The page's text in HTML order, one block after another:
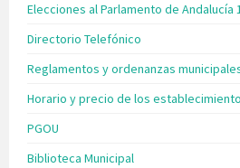
Elecciones al Parlamento de Andalucía
Directorio Telefónico
Reglamentos y ordenanzas
Horario y precio de los
PGOU
Biblioteca Municipal